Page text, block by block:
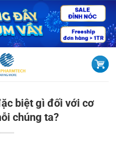
biệt gì đối với cơ
chúng ta?